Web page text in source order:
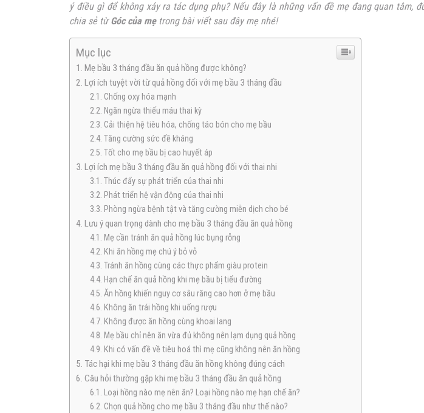
ý điều gì để không xảy ra tác dụng phụ? Nếu đây là những vấn đề mẹ đang quan tâm,
chia sẻ từGóc của mẹ trong bài viết sau đây mẹ nhé!
Mục lục
1. Mẹ bầu 3 tháng đầu ăn quả hồng được không?
2. Lợi ích tuyệt vời từ quả hồng đối với mẹ bầu 3 tháng đầu
2.1. Chống oxy hóa mạnh
2.2. Ngăn ngừa thiếu máu thai kỳ
2.3. Cải thiện hệ tiêu hóa, chống táo bón cho mẹ bầu
2.4. Tăng cường sức đề kháng
2.5. Tốt cho mẹ bầu bị cao huyết áp
3. Lợi ích mẹ bầu 3 tháng đầu ăn quả hồng đối với thai nhi
3.1. Thúc đẩy sự phát triển của thai nhi
3.2. Phát triển hệ vận động của thai nhi
3.3. Phòng ngừa bệnh tật và tăng cường miễn dịch cho bé
4. Lưu ý quan trọng dành cho mẹ bầu 3 tháng đầu ăn quả hồng
4.1. Mẹ cần tránh ăn quả hồng lúc bụng rỗng
4.2. Khi ăn hồng mẹ chú ý bỏ vỏ
4.3. Tránh ăn hồng cùng các thực phẩm giàu protein
4.4. Hạn chế ăn quả hồng khi mẹ bầu bị tiểu đường
4.5. Ăn hồng khiến nguy cơ sâu răng cao hơn ở mẹ bầu
4.6. Không ăn trái hồng khi uống rượu
4.7. Không được ăn hồng cùng khoai lang
4.8. Mẹ bầu chỉ nên ăn vừa đủ không nên lạm dụng quả hồng
4.9. Khi có vấn đề về tiêu hoá thì mẹ cũng không nên ăn hồng
5. Tác hại khi mẹ bầu 3 tháng đầu ăn hồng không đúng cách
6. Câu hỏi thường gặp khi mẹ bầu 3 tháng đầu ăn quả hồng
6.1. Loại hồng nào mẹ nên ăn? Loại hồng nào mẹ hạn chế ăn?
6.2. Chọn quả hồng cho mẹ bầu 3 tháng đầu như thế nào?